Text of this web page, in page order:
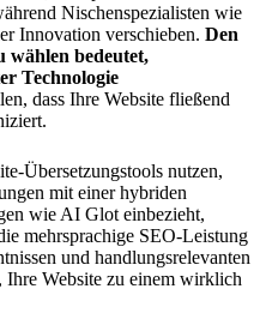
Nischenspezialisten wie
Innovation verschieben. Den
wählen bedeutet,
Technologie
dass Ihre Website fließend
Übersetzungstools nutzen,
mit einer hybriden
wie AI Glot einbezieht,
mehrsprachige SEO-Leistung
und handlungsrelevanten
Ihre Website zu einem wirklich